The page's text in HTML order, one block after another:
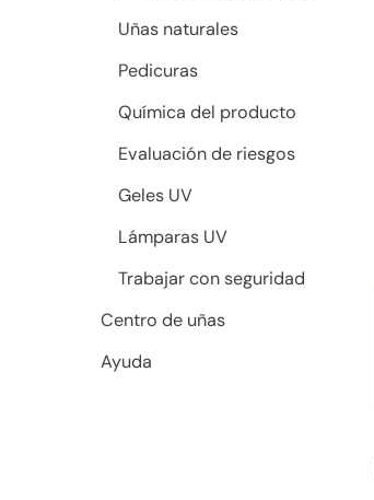
Uñas naturales
Pedicuras
Química del producto
Evaluación de riesgos
Geles UV
Lámparas UV
Trabajar con seguridad
Centro de uñas
Ayuda